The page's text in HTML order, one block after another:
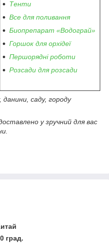
Тенти
Все для поливання
Биопрепарат «Водограй»
Горшок для орхідеї
Першорядні роботи
Розсади для розсади
данини, саду, городу
у зручний для вас
град.